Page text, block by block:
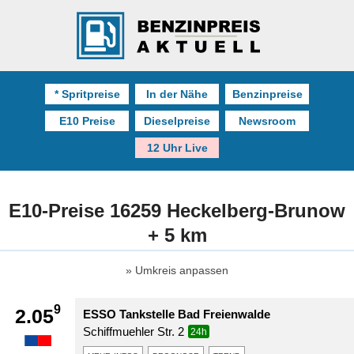
* Spritpreise In der Nähe Benzinpreise
E10 Preise Dieselpreise Newsroom
12 Uhr Live
E10-Preise 16259 Heckelberg-Brunow
+ 5 km
Umkreis anpassen
2.059
ESSO Tankstelle Bad Freienwalde
Schiffmuehler Str. 2
24h